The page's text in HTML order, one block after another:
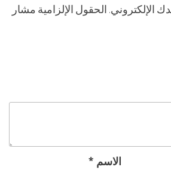
الإلكتروني. الحقول الإلزامية مشار
الاسم *